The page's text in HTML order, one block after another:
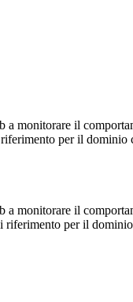
monitorare il
per il dominio
monitorare il
riferimento per il